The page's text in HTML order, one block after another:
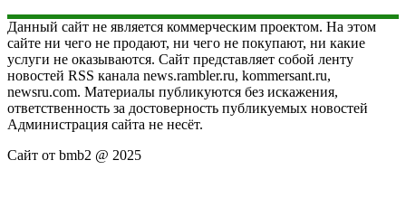
Данный сайт не является коммерческим проектом. На этом
сайте ни чего не продают, ни чего не покупают, ни какие
услуги не оказываются. Сайт представляет собой ленту
новостей RSS канала news.rambler.ru, kommersant.ru,
newsru.com. Материалы публикуются без искажения,
ответственность за достоверность публикуемых новостей
Администрация сайта не несёт.
Сайт от bmb2 @ 2025